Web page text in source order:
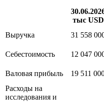
тыс USD
Выручка
31 558
Себестоимость 12 047
Валовая прибыль 19 511
Расходы на
исследования и